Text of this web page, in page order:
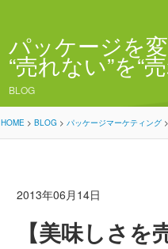
パッケージを
“売れない”を“
BLOG
HOME > BLOG > パッケージマーケティング >
2013年06月14日
【美味しさ